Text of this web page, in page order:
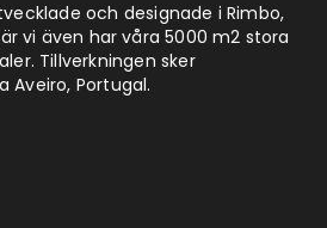
och designade i Rimbo,
vi även har våra 5000 m2 stora
Tillverkningen sker
Aveiro, Portugal.